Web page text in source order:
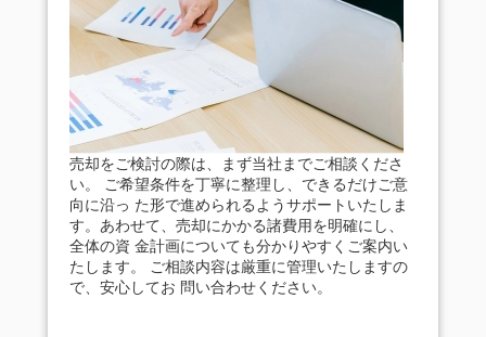
売却をご検討の際は、まず当社までご相談くださ
い。 ご希望条件を丁寧に整理し、できるだけご意
向に沿っ た形で進められるようサポートいたしま
す。あわせて、売却にかかる諸費用を明確にし、
全体の資 金計画についても分かりやすくご案内い
たします。 ご相談内容は厳重に管理いたしますの
で、安心してお 問い合わせください。